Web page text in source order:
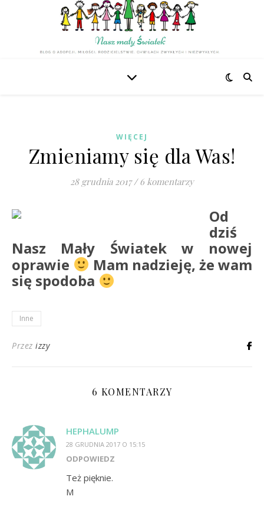
WIĘCEJ
Zmieniamy się dla Was!
28 grudnia 2017 / 6 komentarzy
Od
dziś
Nasz Mały Światek w nowej
oprawie
Mam nadzieję, że wam
się spodoba
Inne
Przez izzy
6 KOMENTARZY
HEPHALUMP
28 GRUDNIA 2017 O 15:15
ODPOWIEDZ
Też pięknie.
M